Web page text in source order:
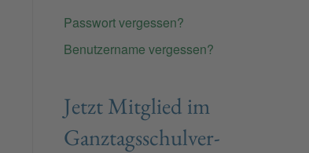
Passwort vergessen?
Benutzername vergessen?
Jetzt Mit­glied im
Ganz­tags­schul­ver­